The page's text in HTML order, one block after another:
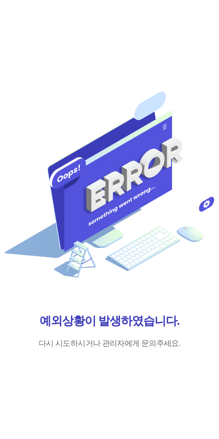
예외상황이 발생하였습니다.
다시 시도하시거나 관리자에게 문의주세요.